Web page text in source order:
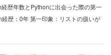
歴年数とPythonに出会った際の第一
歴：0年 第一印象：リストの扱いが